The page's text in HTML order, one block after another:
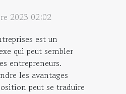
2023 02:02
est un
qui peut sembler
entrepreneurs.
les avantages
peut se traduire